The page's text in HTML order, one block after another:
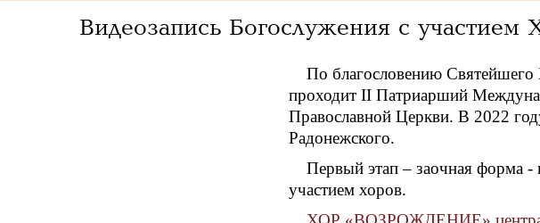
Видеозапись Богослужения с
По благословению Святейшего
проходит II Патриарший
Православной Церкви. В 2022
Радонежского.
Первый этап – заочная форма -
участием хоров.